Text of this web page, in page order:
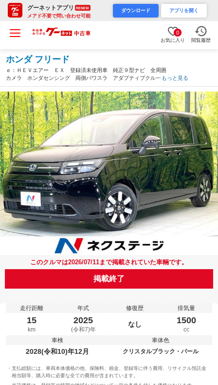
グーネットアプリ RENEW
メアド不要で問い合わせ可能
ダウンロード アプリを開く
0
お気に入り 閲覧履歴
ホンダ フリード
ｅ：ＨＥＶエアー ＥＸ 登録済未使用車 純正９型ナビ 全周囲
カメラ ホンダセンシング 両側パワスラ アダプティブクルーズ
コントロール スマートキー ブラインドスポットモニター シー
トヒーター オートエアコン リアエアコン（静岡県）
もっと見る
このクルマは2026/07/11まで掲載されていた車輛です。
掲載終了
走行距離
15
km
年式
2025
(令和7)年
修復歴
なし
排気量
1500
cc
車検
2028(令和10)年12月
車体色
クリスタルブラック・パール
支払総額には、車両本体価格の他、保険料、税金、登録等に伴う費用、リサイクル預託金
相当額等、購入時に必要な全ての費用が含まれています。